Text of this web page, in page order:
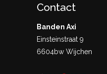
Contact
Banden Axi
Einsteinstraat 9
6604bw Wijchen